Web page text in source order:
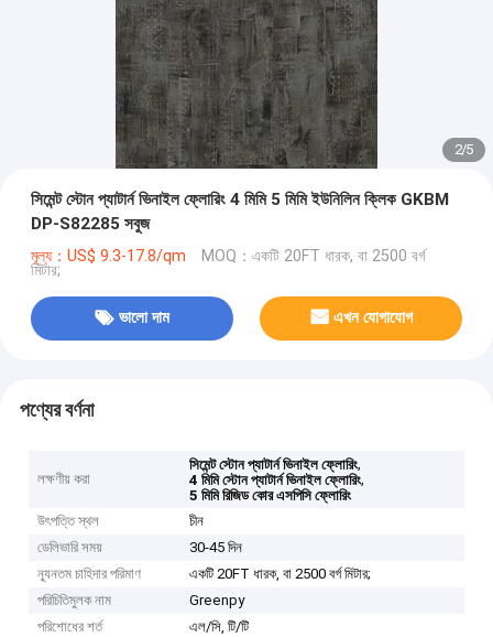
2/5
সিমেন্ট স্টোন প্যাটার্ন ভিনাইল ফ্লোরিং 4 মিমি 5 মিমি ইউনিলিন ক্লিক GKBM
DP-S82285 সবুজ
মূল্য：US$ 9.3-17.8/qm MOQ：একটি 20FT ধারক, বা 2500 বর্গ
মিটার;
ভালো দাম এখন যোগাযোগ
পণ্যের বর্ণনা
লক্ষণীয় করা
সিমেন্ট স্টোন প্যাটার্ন ভিনাইল ফ্লোরিং,
4 মিমি স্টোন প্যাটার্ন ভিনাইল ফ্লোরিং,
5 মিমি রিজিড কোর এসপিসি ফ্লোরিং
উৎপত্তি স্থল
চীন
ডেলিভারি সময়
30-45 দিন
ন্যূনতম চাহিদার পরিমাণ
একটি 20FT ধারক, বা 2500 বর্গ মিটার;
পরিচিতিমুলক নাম
Greenpy
পরিশোধের শর্ত
এল/সি, টি/টি